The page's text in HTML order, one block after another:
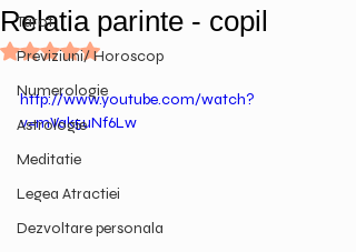
Tarot
Previziuni/ Horoscop
Numerologie
Astrologie
Meditatie
Legea Atractiei
Dezvoltare personala
Relatia parinte - copil
Evaluat(ă) cu NaN din 5 stele.
http://www.youtube.com/watch?
v=mVak5uNf6Lw